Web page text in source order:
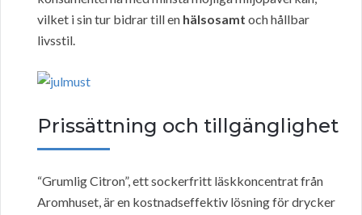
vilket i sin tur bidrar till en hälsosamt och hållbar
livsstil.
Prissättning och tillgänglighet
“Grumlig Citron”, ett sockerfritt läskkoncentrat från
Aromhuset, är en kostnadseffektiv lösning för drycker